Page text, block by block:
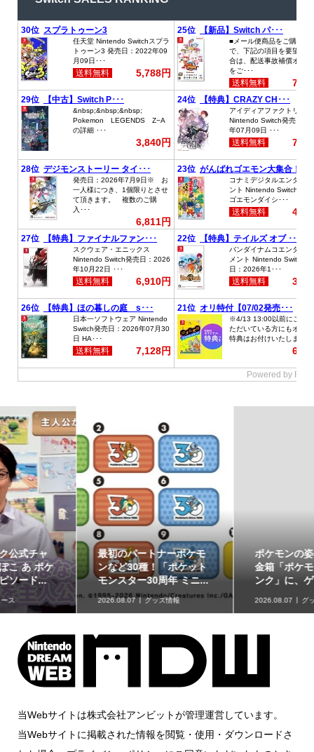
ポケモンの姿のソフビ貯
金箱「ポケモンコインバ
ンク」に、ゲンガーな...
2026.08.07 グッズ情報
8月7日より事前抽選開
始！ 高知県にて「N響メ
ンバーによるポケモン...
2026.08.07 イベント情報
当Webサイトは株式会社アンビットが管理運営しています。
当Webサイトに掲載された情報を閲覧・使用・ダウンロードさ